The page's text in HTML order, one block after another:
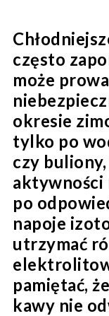
często
może
okresie
tylko po
czy
aktywności
po
napoje
utrzymać
pamiętać,
kawy nie